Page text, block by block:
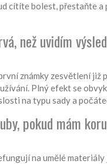
cítíte bolest, přestaňte a
než uvidím
známky zesvětlení již
Plný efekt se
na typu sady a
pokud mám
na umělé materiály